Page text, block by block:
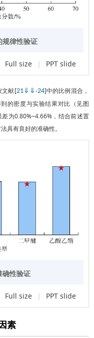
规律性验证
Full size | PPT slide
文献[21⇓ ⇓ -24]中的比例混合，
的密度与实验结果对比（见图
为0.80%~4.66%，结合前述置
具有良好的准确性。
确性验证
Full size | PPT slide
素